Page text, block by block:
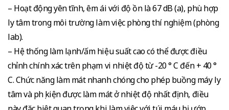
– Hoạt động yên tĩnh, êm ái với độ ồn là 67 dB (a), phù hợp
ly tâm trong môi trường làm việc phòng thí nghiệm (phòng
lab).
– Hệ thống làm lạnh/ấm hiệu suất cao có thể được điều
chỉnh chính xác trên phạm vi nhiệt độ từ -20 ° C đến + 40 °
C. Chức năng làm mát nhanh chóng cho phép buồng máy ly
tâm và phụ kiện được làm mát ở nhiệt độ nhất định, điều